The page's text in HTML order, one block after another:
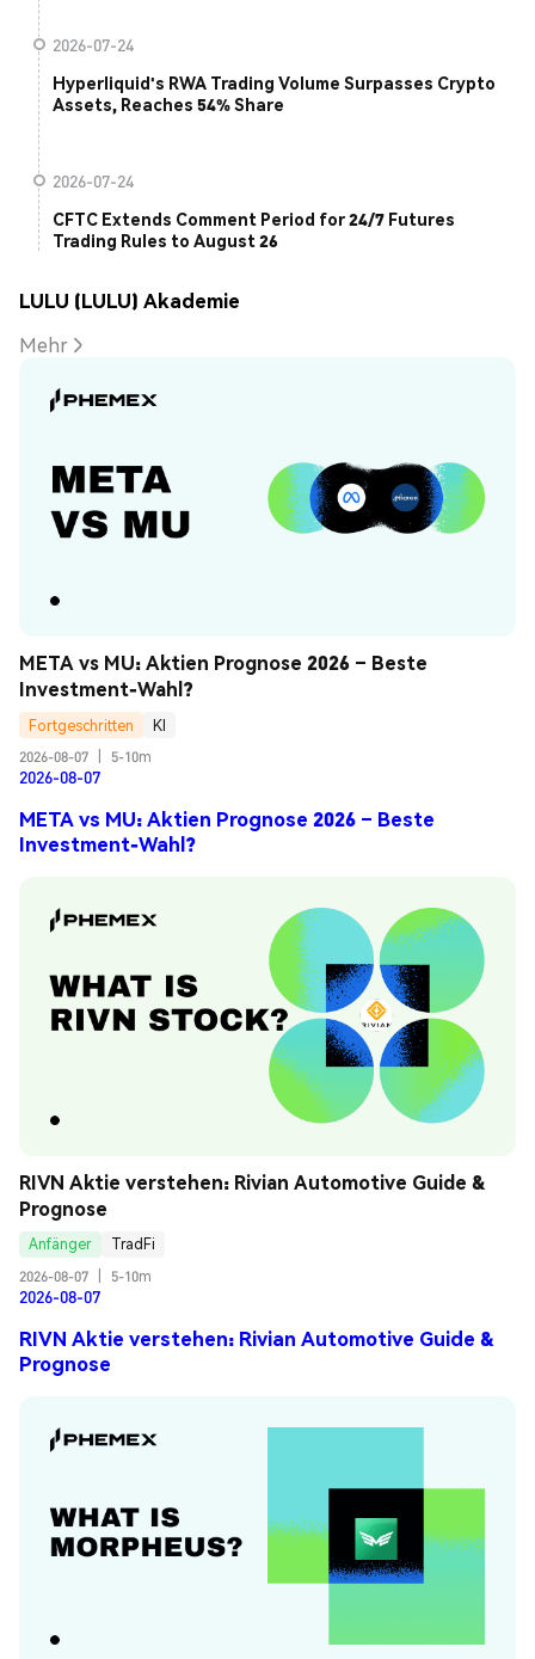
2026-07-24
Hyperliquid's RWA Trading Volume Surpasses Crypto
Assets, Reaches 54% Share
2026-07-24
CFTC Extends Comment Period for 24/7 Futures
Trading Rules to August 26
LULU (LULU) Akademie
Mehr
META vs MU: Aktien Prognose 2026 – Beste
Investment-Wahl?
Fortgeschritten
KI
2026-08-07
5-10m
2026-08-07
META vs MU: Aktien Prognose 2026 – Beste
Investment-Wahl?
RIVN Aktie verstehen: Rivian Automotive Guide &
Prognose
Anfänger
TradFi
2026-08-07
5-10m
2026-08-07
RIVN Aktie verstehen: Rivian Automotive Guide &
Prognose